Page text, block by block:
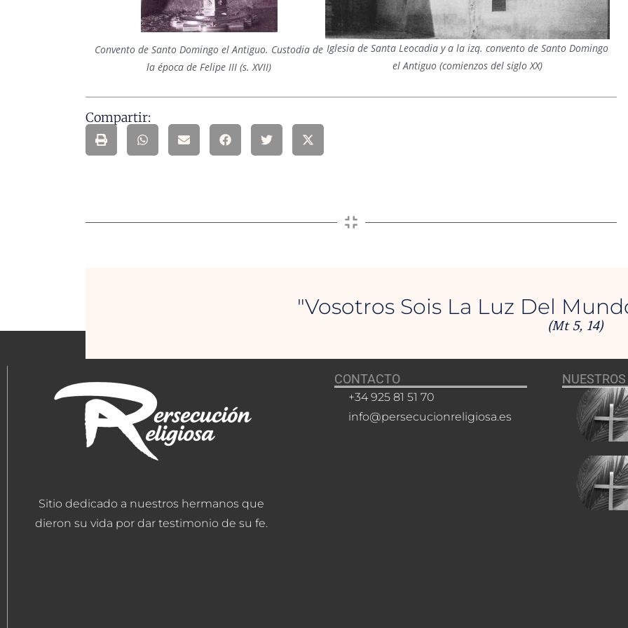
Convento de Santo Domingo el Antiguo. Custodia de
la época de Felipe III (s. XVII)
Iglesia de Santa Leocadia y a la izq. convento de Santo Domingo
el Antiguo (comienzos del siglo XX)
Compartir:
"Vosotros Sois La Luz Del
(Mt 5, 14)
Sitio dedicado a nuestros hermanos que
dieron su vida por dar testimonio de su fe.
CONTACTO
+34 925 81 51 70
info@persecucionreligiosa.es